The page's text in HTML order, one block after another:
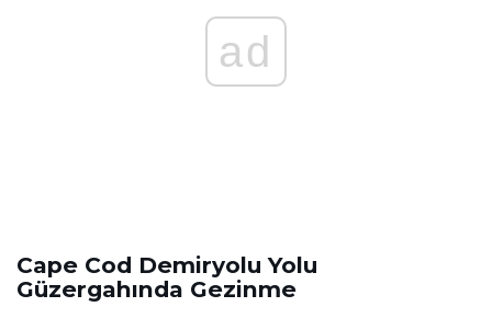
ad
Cape Cod Demiryolu Yolu
Güzergahında Gezinme